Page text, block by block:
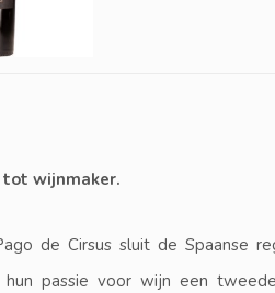
wijnmaker.
de Cirsus sluit de Spaanse
hun passie voor wijn een